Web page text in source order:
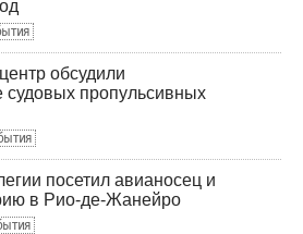
обсудили
пропульсивных
посетил авианосец и
в Рио-де-Жанейро